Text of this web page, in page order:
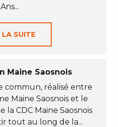
Ans...
LA SUITE
Maine Saosnois
commun, réalisé entre
Maine Saosnois et le
la CDC Maine Saosnois
tout au long de la...